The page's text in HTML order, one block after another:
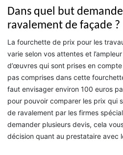
Dans quel but
ravalement de façade ?
La fourchette de prix pour les
varie selon vos attentes et
d’œuvres qui sont prises en
pas comprises dans cette
faut envisager environ 100 euros
pour pouvoir comparer les prix qui
de ravalement par les firmes
demander plusieurs devis, cela
décision quant au prestataire avec